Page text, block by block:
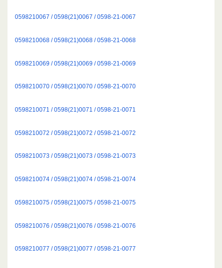
0598210067 / 0598(21)0067 / 0598-21-0067
0598210068 / 0598(21)0068 / 0598-21-0068
0598210069 / 0598(21)0069 / 0598-21-0069
0598210070 / 0598(21)0070 / 0598-21-0070
0598210071 / 0598(21)0071 / 0598-21-0071
0598210072 / 0598(21)0072 / 0598-21-0072
0598210073 / 0598(21)0073 / 0598-21-0073
0598210074 / 0598(21)0074 / 0598-21-0074
0598210075 / 0598(21)0075 / 0598-21-0075
0598210076 / 0598(21)0076 / 0598-21-0076
0598210077 / 0598(21)0077 / 0598-21-0077